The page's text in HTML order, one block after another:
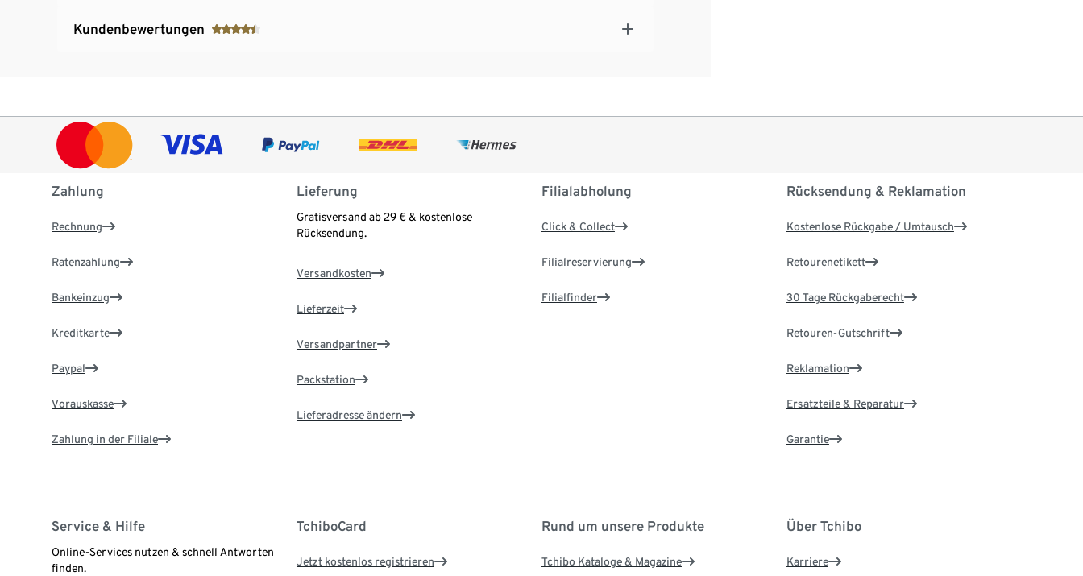
Kundenbewertungen
Zahlung
Rechnung
Ratenzahlung
Bankeinzug
Kreditkarte
Paypal
Vorauskasse
Zahlung in der Filiale
Lieferung
Gratisversand ab 29 € & kostenlose
Rücksendung.
Versandkosten
Lieferzeit
Versandpartner
Packstation
Lieferadresse ändern
Filialabholung
Click & Collect
Filialreservierung
Filialfinder
Rücksendung & Reklamation
Kostenlose Rückgabe / Umtausch
Retourenetikett
30 Tage Rückgaberecht
Retouren-Gutschrift
Reklamation
Ersatzteile & Reparatur
Garantie
Service & Hilfe
Online-Services nutzen & schnell Antworten
finden.
TchiboCard
Jetzt kostenlos registrieren
Rund um unsere Produkte
Tchibo Kataloge & Magazine
Über Tchibo
Karriere